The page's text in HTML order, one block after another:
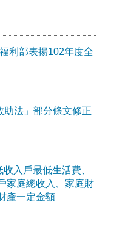
利部表揚102年度全
助法」部分條文修正
入戶最低生活費、
家庭總收入、家庭財
產一定金額